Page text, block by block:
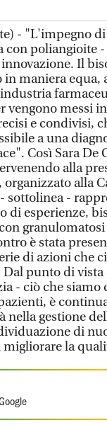
- "L'impegno
con poliangioite
Il
maniera equa,
vengono messi
e condivisi,
a una
Così Sara De
alla
alla
sottolinea -
di esperienze,
è stata
di azioni che
punto di
- ciò che siamo
è
gestione
di
la